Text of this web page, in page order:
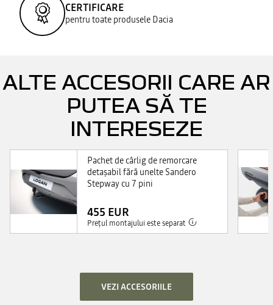
CERTIFICARE
pentru toate produsele Dacia
ALTE ACCESORII CARE AR
PUTEA SĂ TE
INTERESEZE
Pachet de cârlig de remorcare
detaşabil fără unelte Sandero
Stepway cu 7 pini
455 EUR
Prețul montajului este separat
VEZI ACCESORIILE